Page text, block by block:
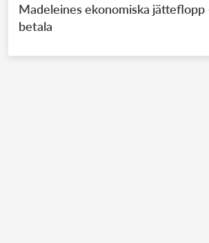
Madeleines ekonomiska jätteflopp
betala